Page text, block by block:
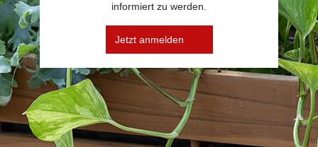
informiert zu werden.
Jetzt anmelden